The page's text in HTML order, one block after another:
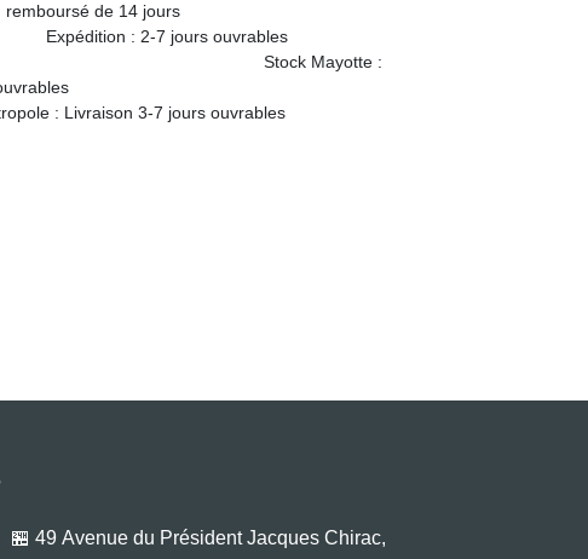
ou remboursé de 14 jours
: 2-7 jours ouvrables
Mayotte :
2-3 jours ouvrables
: Livraison 3-7 jours ouvrables
🏪 49 Avenue du Président Jacques Chirac,